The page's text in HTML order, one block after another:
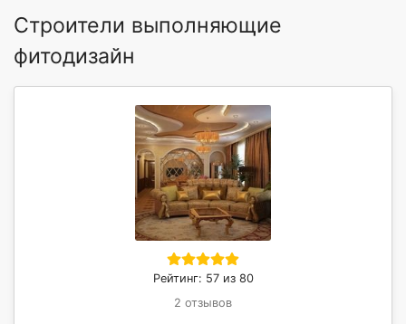
Строители выполняющие
фитодизайн
Рейтинг: 57 из 80
2 отзывов